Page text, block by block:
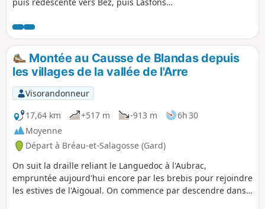
Montée au Causse de Blandas depuis
les villages de la vallée de l'Arre
Visorandonneur
17,64 km
+517 m -913 m
6h 30
Moyenne
Départ à Bréau-et-Salagosse (Gard)
On suit la draille reliant le Languedoc à l'Aubrac,
empruntée aujourd'hui encore par les brebis pour rejoindre
les estives de l'Aigoual. On commence par descendre dans